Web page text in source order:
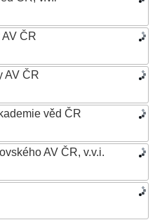
ČR
AV ČR
věd ČR
AV ČR, v.v.i.